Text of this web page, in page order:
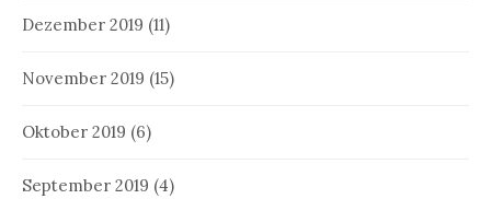
Dezember 2019 (11)
November 2019 (15)
Oktober 2019 (6)
September 2019 (4)